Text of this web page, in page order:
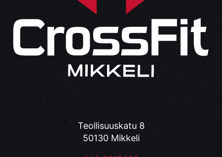
Teollisuuskatu 8
50130 Mikkeli